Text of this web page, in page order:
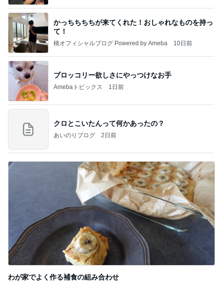
かっちちちちが来てくれた！おしゃれなものを持っ
て！
桃オフィシャルブログ Powered by Ameba 10日前
ブロッコリー欲しさにやっつけなお手
Amebaトピックス 1日前
クロとこいたんって何かあったの？
あいのりブログ 2日前
わが家でよく作る補食の組み合わせ